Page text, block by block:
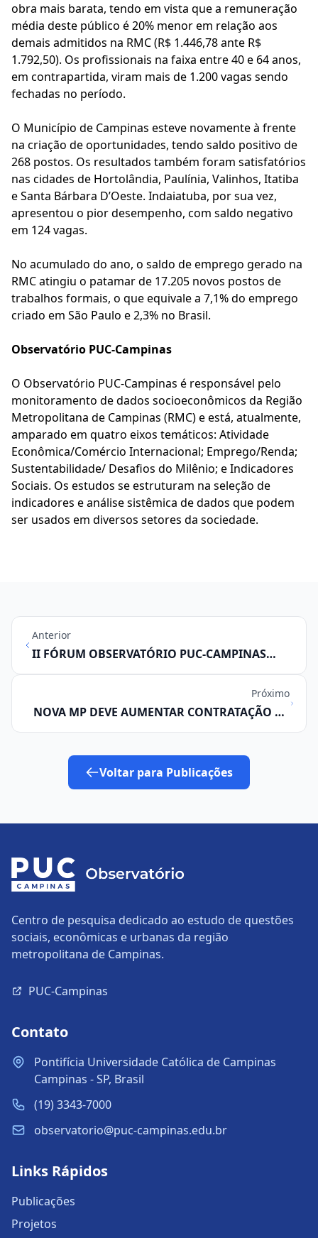
obra mais barata, tendo em vista que a remuneração
média deste público é 20% menor em relação aos
demais admitidos na RMC (R$ 1.446,78 ante R$
1.792,50). Os profissionais na faixa entre 40 e 64 anos,
em contrapartida, viram mais de 1.200 vagas sendo
fechadas no período.
O Município de Campinas esteve novamente à frente
na criação de oportunidades, tendo saldo positivo de
268 postos. Os resultados também foram satisfatórios
nas cidades de Hortolândia, Paulínia, Valinhos, Itatiba
e Santa Bárbara D’Oeste. Indaiatuba, por sua vez,
apresentou o pior desempenho, com saldo negativo
em 124 vagas.
No acumulado do ano, o saldo de emprego gerado na
RMC atingiu o patamar de 17.205 novos postos de
trabalhos formais, o que equivale a 7,1% do emprego
criado em São Paulo e 2,3% no Brasil.
Observatório PUC-Campinas
O Observatório PUC-Campinas é responsável pelo
monitoramento de dados socioeconômicos da Região
Metropolitana de Campinas (RMC) e está, atualmente,
amparado em quatro eixos temáticos: Atividade
Econômica/Comércio Internacional; Emprego/Renda;
Sustentabilidade/ Desafios do Milênio; e Indicadores
Sociais. Os estudos se estruturam na seleção de
indicadores e análise sistêmica de dados que podem
ser usados em diversos setores da sociedade.
Anterior
II FÓRUM OBSERVATÓRIO PUC-CAMPINAS
DISCUTE INDICADORES SOCIOECONÔMICOS
Próximo
NOVA MP DEVE AUMENTAR CONTRATAÇÃO DE
JOVENS COM SALÁRIOS BAIXOS E MENOS
OBSERVATÓRIO PUC-CAMPINAS
Voltar para Publicações
Centro de pesquisa dedicado ao estudo de questões
sociais, econômicas e urbanas da região
metropolitana de Campinas.
PUC-Campinas
Contato
Pontifícia Universidade Católica de Campinas
Campinas - SP, Brasil
(19) 3343-7000
observatorio@puc-campinas.edu.br
Links Rápidos
Publicações
Projetos